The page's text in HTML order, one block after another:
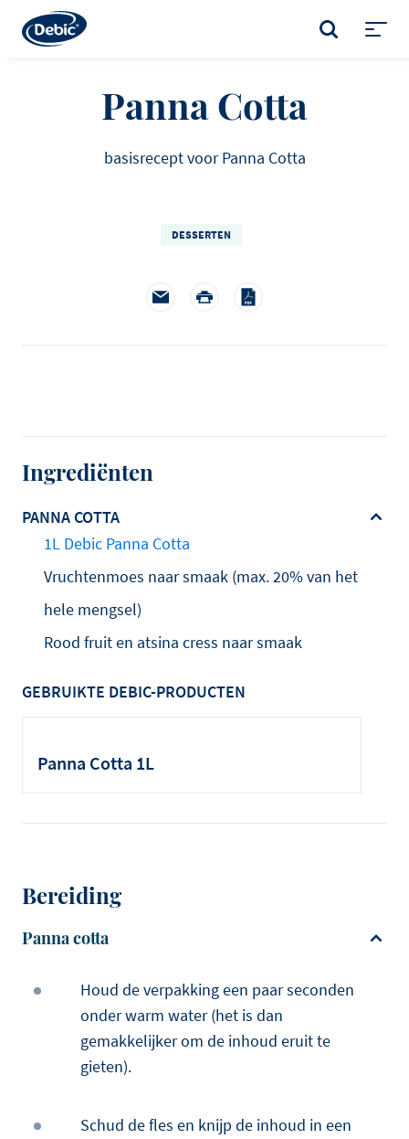
main
ZOEKEN
Panna Cotta
basisrecept voor Panna Cotta
DESSERTEN
Ingrediënten
PANNA COTTA
1L Debic Panna Cotta
Vruchtenmoes naar smaak (max. 20% van het
hele mengsel)
Rood fruit en atsina cress naar smaak
GEBRUIKTE DEBIC-PRODUCTEN
Panna Cotta 1L
Bereiding
Panna cotta
Houd de verpakking een paar seconden
onder warm water (het is dan
gemakkelijker om de inhoud eruit te
gieten).
Schud de fles en knijp de inhoud in een